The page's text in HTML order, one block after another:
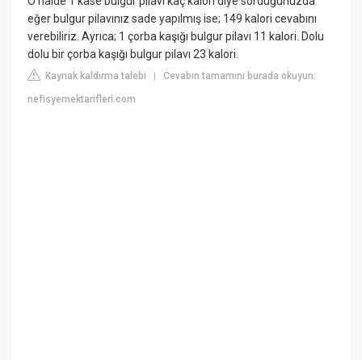
eğer bulgur pilavınız sade yapılmış ise; 149 kalori cevabını
verebiliriz. Ayrıca; 1 çorba kaşığı bulgur pilavı 11 kalori. Dolu
dolu bir çorba kaşığı bulgur pilavı 23 kalori.
Kaynak kaldırma talebi |Cevabın tamamını burada okuyun:
nefisyemektarifleri.com